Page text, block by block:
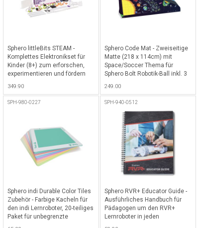
Sphero littleBits STEAM -
Komplettes Elektronikset für
Kinder (8+) zum erforschen,
experimentieren und fördern
Wizard, Circuit Car & Launcher
inkl. gratis Apps - Weiss-Violett
349.90
Sphero Code Mat - Zweiseitige
Matte (218 x 114cm) mit
Space/Soccer Thema für
Sphero Bolt Robotik-Ball inkl. 3
Dunkelblau-Hellgrün
249.00
SPH-980-0227
Sphero indi Durable Color Tiles
Zubehör - Farbige Kacheln für
den indi Lernroboter, 20-teiliges
Paket für unbegrenzte
SPH-940-0512
Sphero RVR+ Educator Guide -
Ausführliches Handbuch für
Pädagogen um den RVR+
Lernroboter in jeden